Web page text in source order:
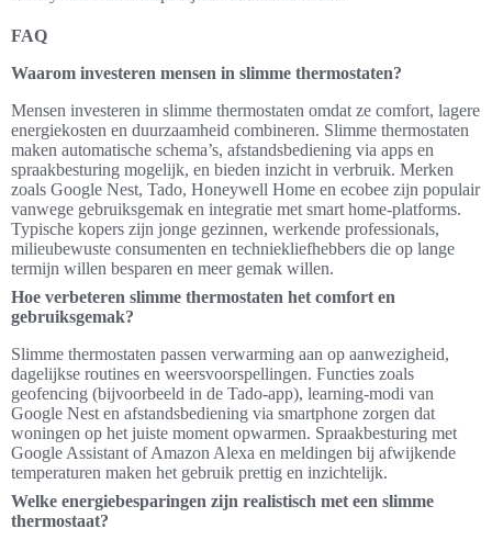
FAQ
Waarom investeren mensen in slimme thermostaten?
Mensen investeren in slimme thermostaten omdat ze comfort, lagere
energiekosten en duurzaamheid combineren. Slimme thermostaten
maken automatische schema’s, afstandsbediening via apps en
spraakbesturing mogelijk, en bieden inzicht in verbruik. Merken
zoals Google Nest, Tado, Honeywell Home en ecobee zijn populair
vanwege gebruiksgemak en integratie met smart home-platforms.
Typische kopers zijn jonge gezinnen, werkende professionals,
milieubewuste consumenten en techniekliefhebbers die op lange
termijn willen besparen en meer gemak willen.
Hoe verbeteren slimme thermostaten het comfort en
gebruiksgemak?
Slimme thermostaten passen verwarming aan op aanwezigheid,
dagelijkse routines en weersvoorspellingen. Functies zoals
geofencing (bijvoorbeeld in de Tado-app), learning-modi van
Google Nest en afstandsbediening via smartphone zorgen dat
woningen op het juiste moment opwarmen. Spraakbesturing met
Google Assistant of Amazon Alexa en meldingen bij afwijkende
temperaturen maken het gebruik prettig en inzichtelijk.
Welke energiebesparingen zijn realistisch met een slimme
thermostaat?